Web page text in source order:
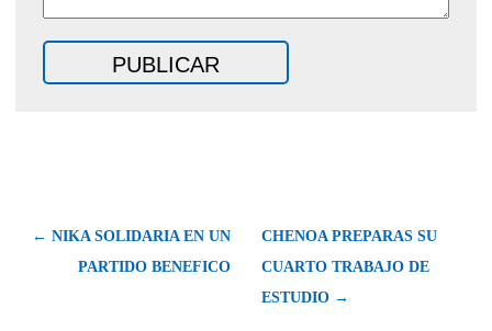
← NIKA SOLIDARIA EN UN
PARTIDO BENEFICO
CHENOA PREPARAS SU
CUARTO TRABAJO DE
ESTUDIO →